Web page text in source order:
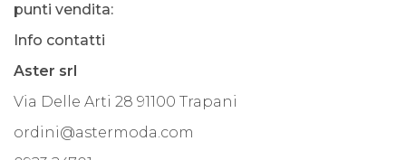
punti vendita:
Info contatti
Aster srl
Via Delle Arti 28 91100 Trapani
ordini@astermoda.com